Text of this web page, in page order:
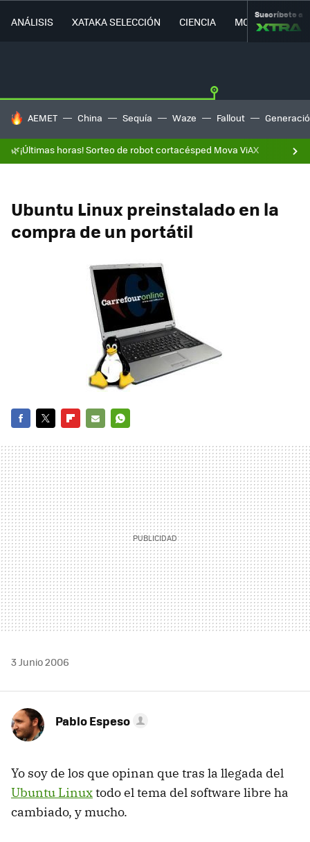
ANÁLISIS XATAKA SELECCIÓN CIENCIA MOVILIDAD
Suscríbete a
HOY SE HABLA DE
AEMET China Sequía Waze Fallout
🌿¡Últimas horas! Sorteo de robot cortacésped Mova ViAX
Ubuntu Linux preinstalado en la
compra de un portátil
MAIL
3 Junio 2006
Pablo Espeso
Yo soy de los que opinan que tras la llegada del
Ubuntu Linuxtodo el tema del software libre ha
cambiado, y mucho.